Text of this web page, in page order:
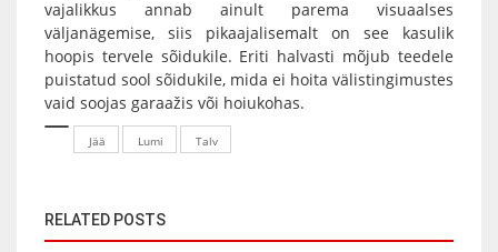
vajalikkus annab ainult parema visuaalses
väljanägemise, siis pikaajalisemalt on see kasulik
hoopis tervele sõidukile. Eriti halvasti mõjub teedele
puistatud sool sõidukile, mida ei hoita välistingimustes
vaid soojas garaažis või hoiukohas.
Jää Lumi Talv
RELATED POSTS